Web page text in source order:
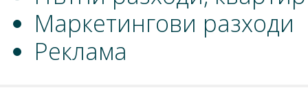
Маркетингови разходи
Реклама